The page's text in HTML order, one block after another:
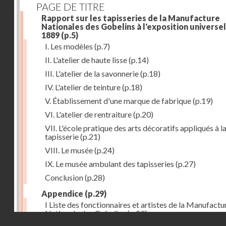
PAGE DE TITRE
Rapport sur les tapisseries de la Manufacture
Nationales des Gobelins à l'exposition
1889 (p.5)
I. Les modèles (p.7)
II. L'atelier de haute lisse(p.14)
III. L'atelier de la savonnerie(p.18)
IV. L'atelier de teinture(p.18)
V. Établissement d'une marque de fabrique(p.19)
VI. L'atelier de rentraiture(p.20)
VII. L'école pratique des arts décoratifs appliqués à la
tapisserie(p.21)
VIII. Le musée(p.24)
IX. Le musée ambulant des tapisseries (p.27)
Conclusion(p.28)
Appendice (p.29)
I Liste des fonctionnaires et artistes de la
Nationale des Gobelins(p.29)